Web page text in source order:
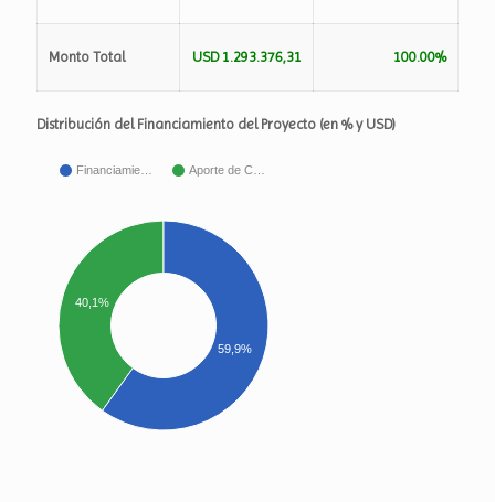
Monto Total USD 1.293.376,31 100.00%
Distribución del Financiamiento del Proyecto (en % y USD)
Financiamie… Aporte de C…
40,1%
59,9%